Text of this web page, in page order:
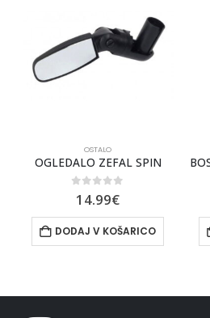
OSTALO
OGLEDALO ZEFAL SPIN
0out of 5
14.99€
DODAJ V KOŠARICO